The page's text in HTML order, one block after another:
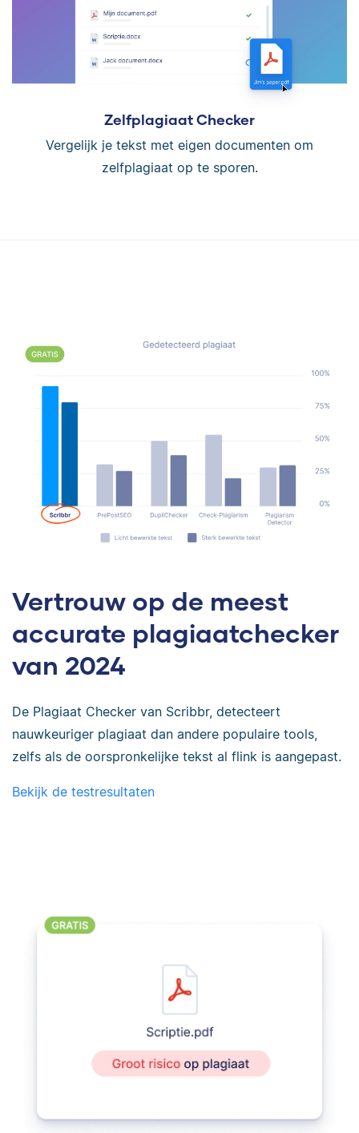
Zelfplagiaat Checker
Vergelijk je tekst met eigen documenten om
zelfplagiaat op te sporen.
Vertrouw op de meest
accurate plagiaatchecker
van 2024
De Plagiaat Checker van Scribbr, detecteert
nauwkeuriger plagiaat dan andere populaire tools,
zelfs als de oorspronkelijke tekst al flink is aangepast.
Bekijk de testresultaten